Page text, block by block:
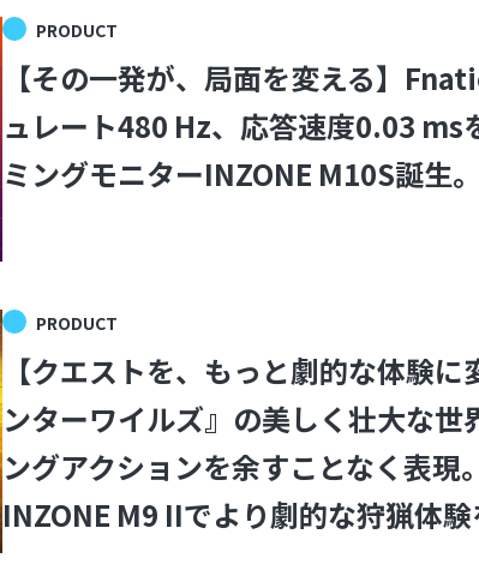
PRODUCT
【その一発が、局面を変える】
ュレート480 Hz、応答速度0.03 ms
ミングモニターINZONE M10S誕生。
PRODUCT
【クエストを、もっと劇的な体験に
ンターワイルズ』の美しく壮大な世
ングアクションを余すことなく表現
INZONE M9 IIでより劇的な狩猟体験